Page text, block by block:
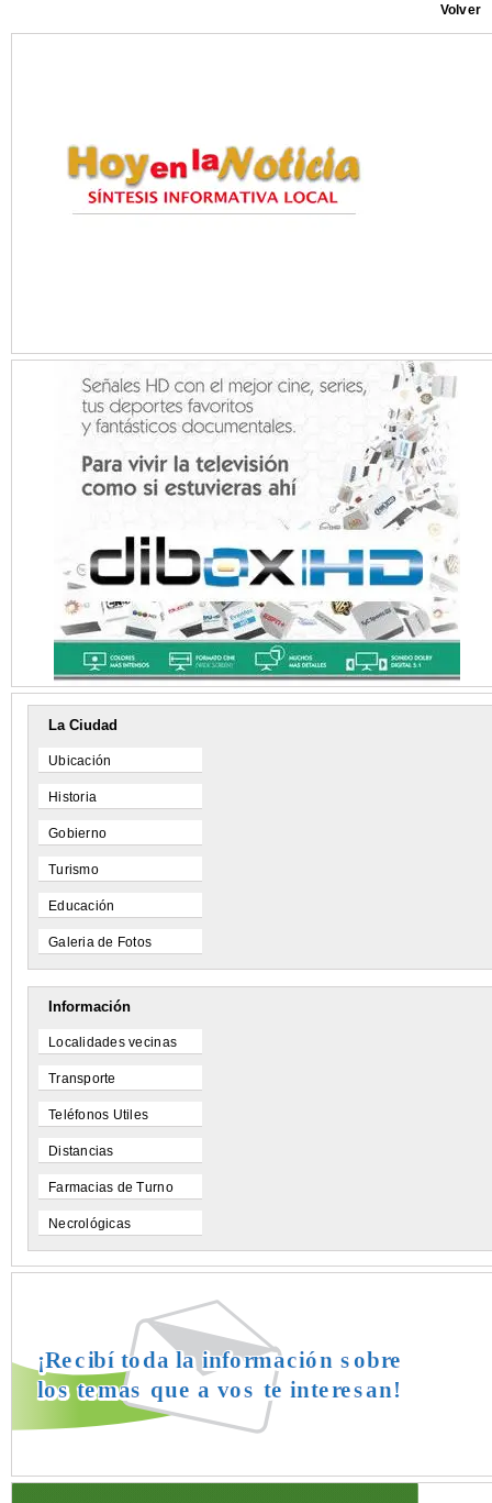
Volver
La Ciudad
Ubicación
Historia
Gobierno
Turismo
Educación
Galeria de Fotos
Información
Localidades vecinas
Transporte
Teléfonos Utiles
Distancias
Farmacias de Turno
Necrológicas